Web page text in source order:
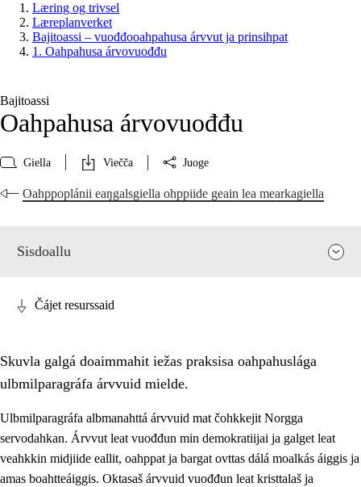
Læring og trivsel
Læreplanverket
Bajitoassi – vuođđooahpahusa árvvut ja prinsihpat
1. Oahpahusa árvovuođđu
Bajitoassi
Oahpahusa árvovuođđu
Giella Viečča Juoge
Oahppoplánii eaŋgalsgiella ohppiide geain lea mearkagiella
Sisdoallu
1. Oahpahusa árvovuođđu
Čájet resurssaid
Skuvla galgá doaimmahit iežas praksisa oahpahuslága
ulbmilparagráfa árvvuid mielde.
Ulbmilparagráfa albmanahttá árvvuid mat čohkkejit Norgga
servodahkan. Árvvut leat vuođđun min demokratiijai ja galget leat
veahkkin midjiide eallit, oahppat ja bargat ovttas dálá moalkás áiggis ja
amas boahtteáiggis. Oktasaš árvvuid vuođđun leat kristtalaš ja